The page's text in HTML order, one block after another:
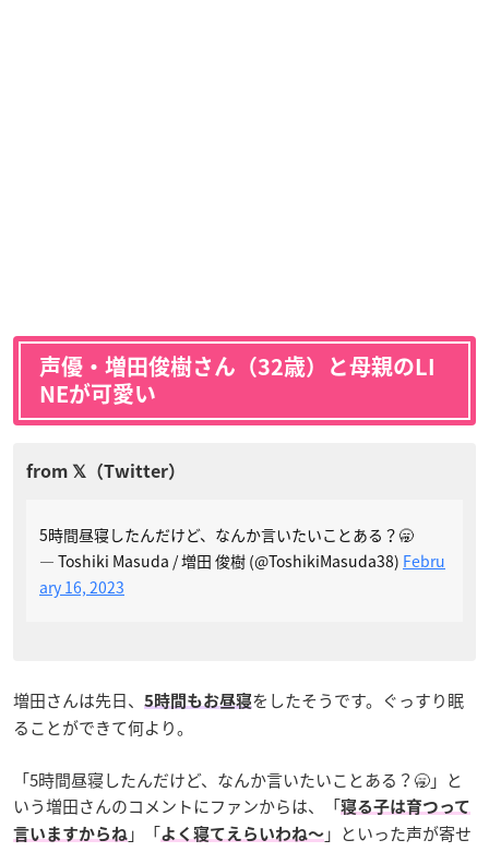
声優・増田俊樹さん（32歳）と母親のLI
NEが可愛い
5時間昼寝したんだけど、なんか言いたいことある？🥱
— Toshiki Masuda / 増田 俊樹 (@ToshikiMasuda38) Febru
ary 16, 2023
増田さんは先日、 5時間もお昼寝をしたそうです。ぐっすり眠
ることができて何より。
「5時間昼寝したんだけど、なんか言いたいことある？🥱」と
いう増田さんのコメントにファンからは、「寝る子は育つって
言いますからね 」「よく寝てえらいわね〜 」といった声が寄せ